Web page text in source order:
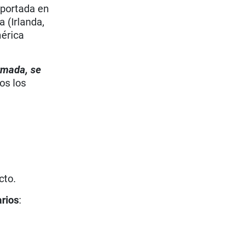
en
(Irlanda,
se
los
: